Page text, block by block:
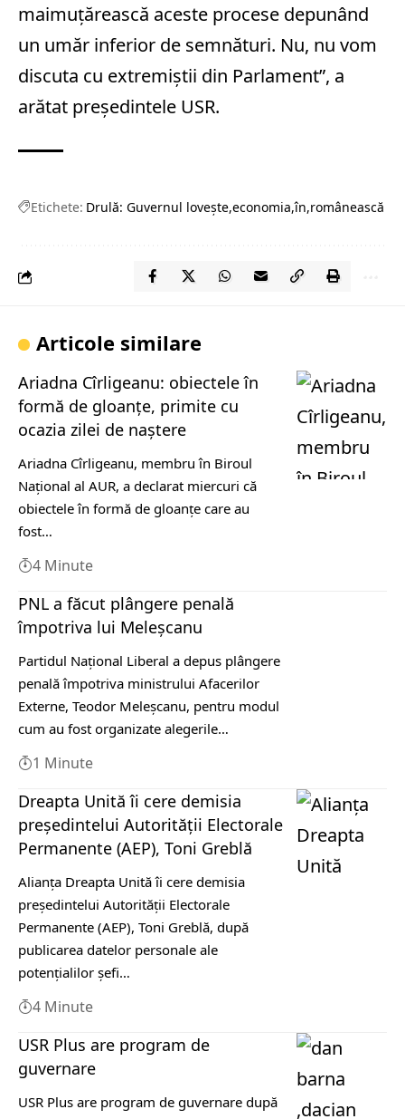
maimuţărească aceste procese depunând
un umăr inferior de semnături. Nu, nu vom
discuta cu extremiştii din Parlament”, a
arătat preşedintele USR.
Etichete: Drulă: Guvernul loveşte economia în românească
Articole similare
Ariadna Cîrligeanu: obiectele în
formă de gloanţe, primite cu
ocazia zilei de naştere
Ariadna Cîrligeanu, membru în Biroul
Naţional al AUR, a declarat miercuri că
obiectele în formă de gloanţe care au
fost…
4 Minute
PNL a făcut plângere penală
împotriva lui Meleșcanu
Partidul Naţional Liberal a depus plângere
penală împotriva ministrului Afacerilor
Externe, Teodor Meleşcanu, pentru modul
cum au fost organizate alegerile…
1 Minute
Dreapta Unită îi cere demisia
preşedintelui Autorităţii Electorale
Permanente (AEP), Toni Greblă
Alianţa Dreapta Unită îi cere demisia
preşedintelui Autorităţii Electorale
Permanente (AEP), Toni Greblă, după
publicarea datelor personale ale
potenţialilor şefi…
4 Minute
USR Plus are program de
guvernare
USR Plus are program de guvernare după